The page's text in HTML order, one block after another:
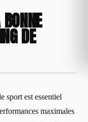
DE
sport est essentiel
maximales